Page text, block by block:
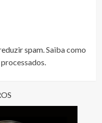
spam.Saiba como
.